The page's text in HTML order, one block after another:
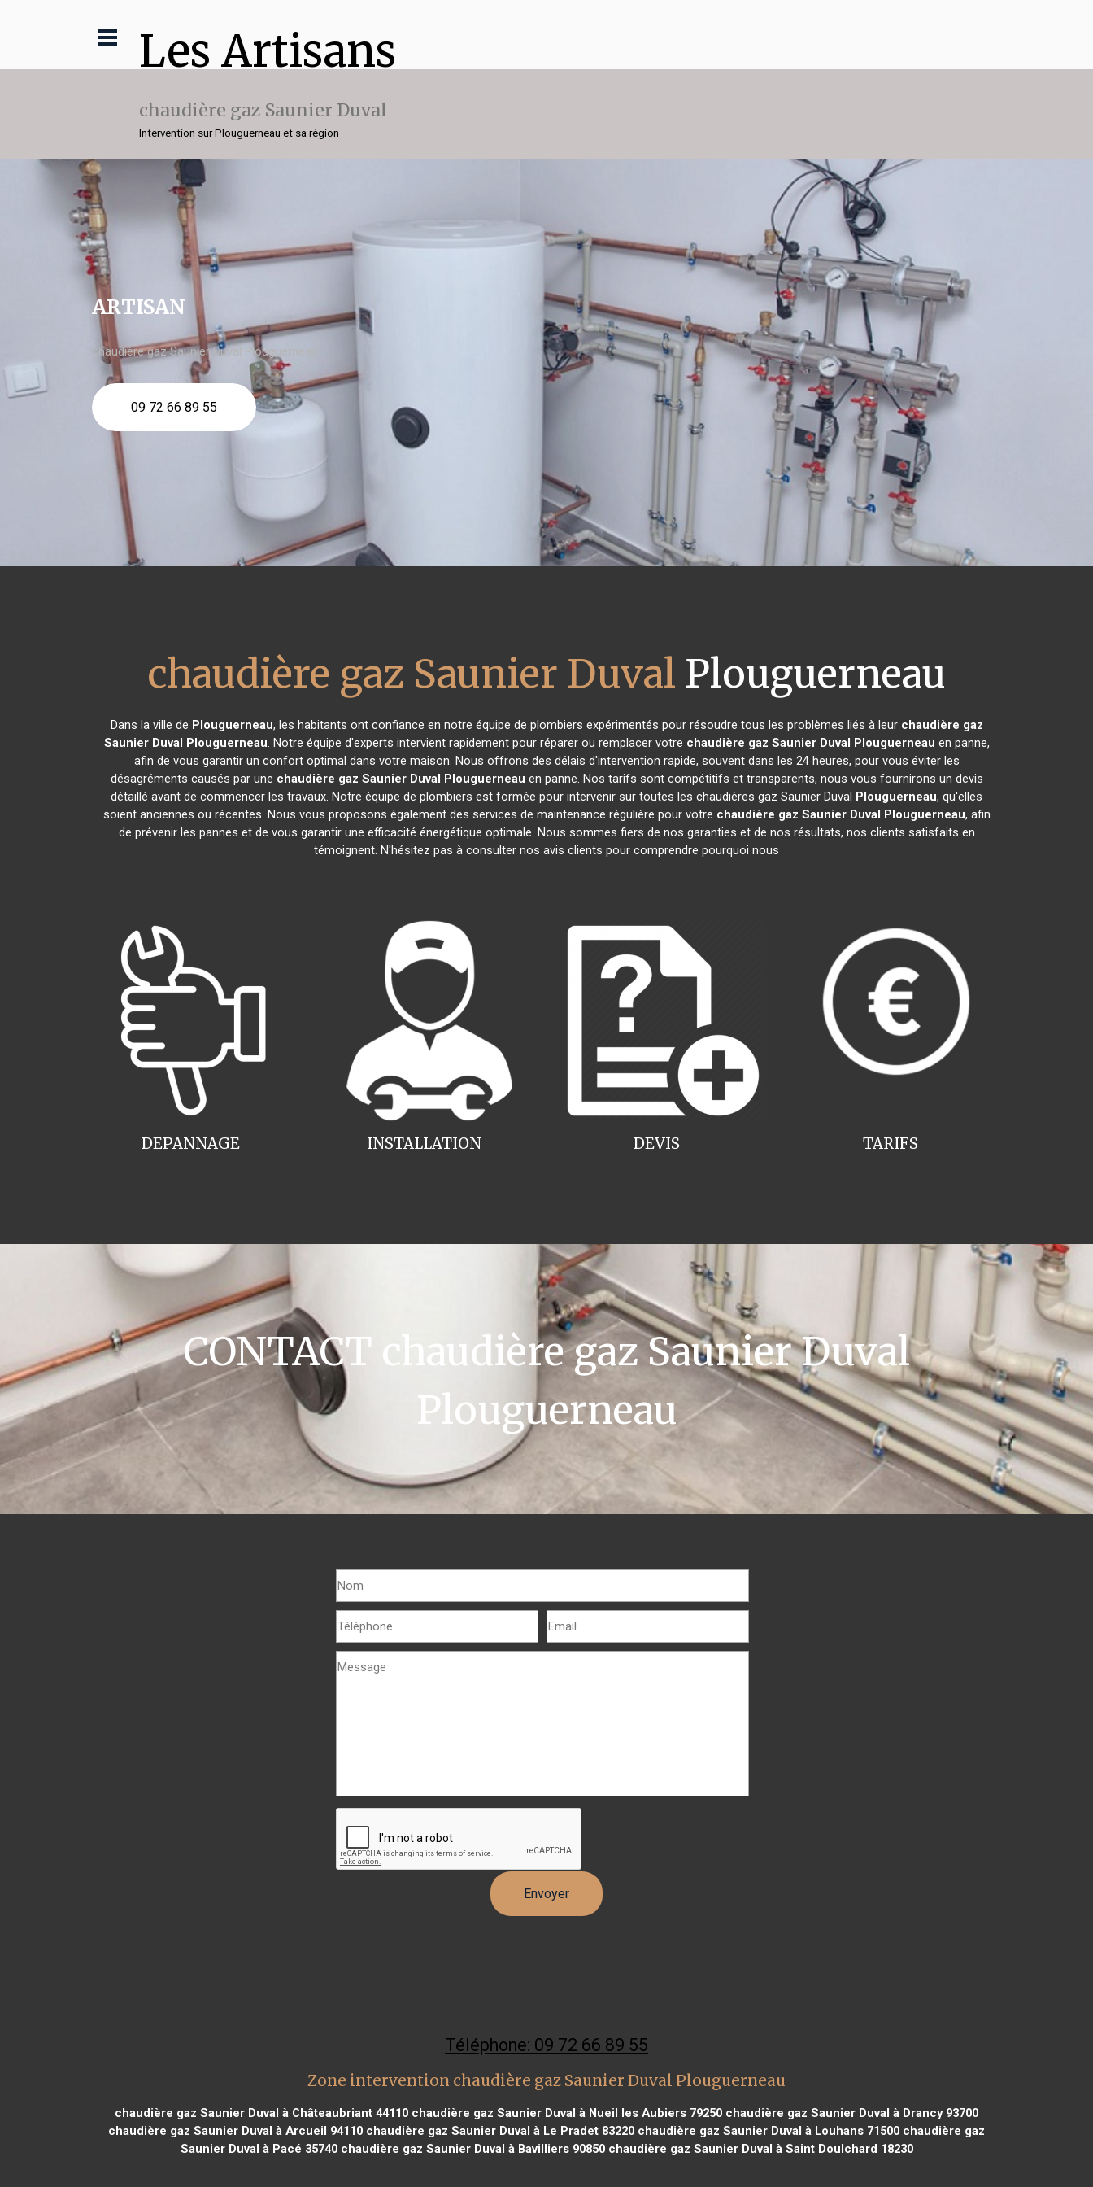
Les Artisans
chaudière gaz Saunier Duval
Intervention sur Plouguerneau et sa région
ARTISAN
chaudière gaz Saunier Duval Plouguerneau
09 72 66 89 55
chaudière gaz Saunier Duval Plouguerneau
Dans la ville de Plouguerneau, les habitants ont confiance en notre équipe de plombiers expérimentés pour résoudre tous les problèmes liés à leur chaudière gaz
Saunier Duval Plouguerneau. Notre équipe d'experts intervient rapidement pour réparer ou remplacer votre chaudière gaz Saunier Duval Plouguerneau en panne,
afin de vous garantir un confort optimal dans votre maison. Nous offrons des délais d'intervention rapide, souvent dans les 24 heures, pour vous éviter les
désagréments causés par une chaudière gaz Saunier Duval Plouguerneau en panne. Nos tarifs sont compétitifs et transparents, nous vous fournirons un devis
détaillé avant de commencer les travaux. Notre équipe de plombiers est formée pour intervenir sur toutes les chaudières gaz Saunier Duval Plouguerneau, qu'elles
soient anciennes ou récentes. Nous vous proposons également des services de maintenance régulière pour votre chaudière gaz Saunier Duval Plouguerneau, afin
de prévenir les pannes et de vous garantir une efficacité énergétique optimale. Nous sommes fiers de nos garanties et de nos résultats, nos clients satisfaits en
témoignent. N'hésitez pas à consulter nos avis clients pour comprendre pourquoi nous
INSTALLATION
DEPANNAGE TARIFS
DEVIS
CONTACT chaudière gaz Saunier Duval
Plouguerneau
Téléphone: 09 72 66 89 55
Zone intervention chaudière gaz Saunier Duval Plouguerneau
chaudière gaz Saunier Duval à Châteaubriant 44110 chaudière gaz Saunier Duval à Nueil les Aubiers 79250 chaudière gaz Saunier Duval à Drancy 93700
chaudière gaz Saunier Duval à Arcueil 94110 chaudière gaz Saunier Duval à Le Pradet 83220 chaudière gaz Saunier Duval à Louhans 71500 chaudière gaz
Saunier Duval à Pacé 35740chaudière gaz Saunier Duval à Bavilliers 90850chaudière gaz Saunier Duval à Saint Doulchard 18230